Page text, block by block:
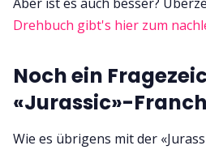
Drehbuch gibt's hier zum
Noch ein
«Jurassic»-
Wie es übrigens mit der